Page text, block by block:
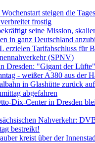
steigen die
frostig
seine Mission,
in ganz Deutschland
erzielen Tarifabschluss für
(SPNV)
Dresden: "Gigant der
- weißer A380 aus der
in Glashütte zurück
abgefahren
Dix-Center in Dresden
Nahverkehr:
bestreikt!
kreist über der